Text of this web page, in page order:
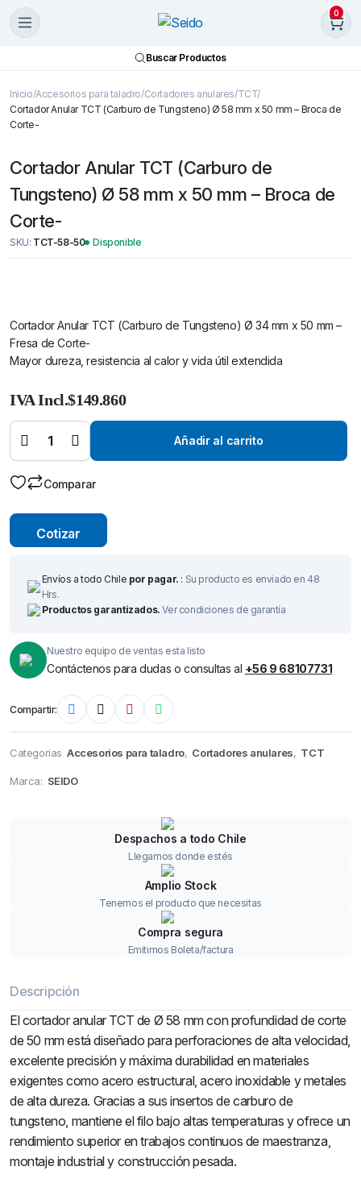
0
Buscar Productos
Inicio Accesorios para taladro Cortadores anulares TCT
Cortador Anular TCT (Carburo de Tungsteno) Ø 58 mm x 50 mm – Broca de
Corte-
Cortador Anular TCT (Carburo de
Tungsteno) Ø 58 mm x 50 mm – Broca de
Corte-
SKU: TCT-58-50 Disponible
Cortador Anular TCT (Carburo de Tungsteno) Ø 34 mm x 50 mm –
Fresa de Corte-
Mayor dureza, resistencia al calor y vida útil extendida
$149.860
IVA Incl.
Anular TCT
de
Tungsteno)
Ø 58 mm x
50 mm –
Corte-
quantity
Añadir al carrito
Comparar
Cotizar
Envíos a todo Chile por pagar. : Su producto es enviado en 48
Hrs.
Productos garantizados. Ver condiciones de garantía
Nuestro equipo de ventas esta listo
Contáctenos para dudas o consultas al +56 9 68107731
Compartir:
Categorias Accesorios para taladro, Cortadores anulares, TCT
Marca: SEIDO
Despachos a todo Chile
Llegamos donde estés
Amplio Stock
Tenemos el producto que necesitas
Compra segura
Emitimos Boleta/factura
Descripción
El cortador anular TCT de Ø 58 mm con profundidad de corte
de 50 mm está diseñado para perforaciones de alta velocidad,
excelente precisión y máxima durabilidad en materiales
exigentes como acero estructural, acero inoxidable y metales
de alta dureza. Gracias a sus insertos de carburo de
tungsteno, mantiene el filo bajo altas temperaturas y ofrece un
rendimiento superior en trabajos continuos de maestranza,
montaje industrial y construcción pesada.